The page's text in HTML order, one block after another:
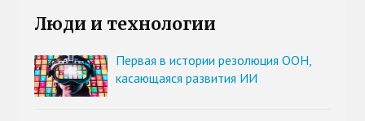
Люди и технологии
Первая в истории резолюция ООН,
касающаяся развития ИИ